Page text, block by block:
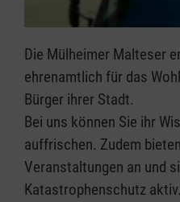
Die Mülheimer Malteser
ehrenamtlich für das
Bürger ihrer Stadt.
Bei uns können Sie ihr
auffrischen. Zudem
Veranstaltungen an und
Katastrophenschutz